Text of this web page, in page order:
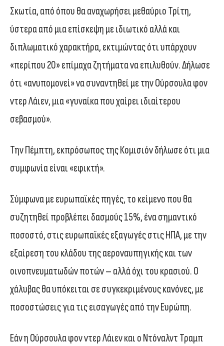
Σκωτία, από όπου θα αναχωρήσει μεθαύριο Τρίτη,
ύστερα από μια επίσκεψη με ιδιωτικό αλλά και
διπλωματικό χαρακτήρα, εκτιμώντας ότι υπάρχουν
«περίπου 20» επίμαχα ζητήματα να επιλυθούν. Δήλωσε
ότι «ανυπομονεί» να συναντηθεί με την Ούρσουλα φον
ντερ Λάιεν, μια «γυναίκα που χαίρει ιδιαίτερου
σεβασμού».
Την Πέμπτη, εκπρόσωπος της Κομισιόν δήλωσε ότι μια
συμφωνία είναι «εφικτή».
Σύμφωνα με ευρωπαϊκές πηγές, το κείμενο που θα
συζητηθεί προβλέπει δασμούς 15%, ένα σημαντικό
ποσοστό, στις ευρωπαϊκές εξαγωγές στις ΗΠΑ, με την
εξαίρεση του κλάδου της αεροναυπηγικής και των
οινοπνευματωδών ποτών – αλλά όχι του κρασιού. Ο
χάλυβας θα υπόκειται σε συγκεκριμένους κανόνες, με
ποσοστώσεις για τις εισαγωγές από την Ευρώπη.
Εάν η Ούρσουλα φον ντερ Λάιεν και ο Ντόναλντ Τραμπ